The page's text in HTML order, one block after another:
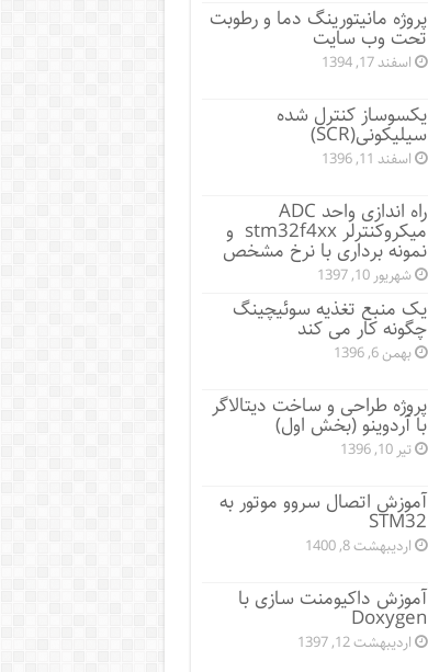
پروژه مانيتورينگ دما و رطوبت
تحت وب سایت
اسفند 17, 1394
یکسوساز کنترل شده
سیلیکونی(SCR)
اسفند 11, 1396
راه اندازی واحد ADC
میکروکنترلر stm32f4xx و
نمونه برداری با نرخ مشخص
شهریور 10, 1397
یک منبع تغذیه سوئیچینگ
چگونه کار می کند
بهمن 6, 1396
پروژه طراحی و ساخت دیتالاگر
با آردوینو (بخش اول)
تیر 10, 1396
آموزش اتصال سروو موتور به
STM32
اردیبهشت 8, 1400
آموزش داکیومنت سازی با
Doxygen
اردیبهشت 12, 1397